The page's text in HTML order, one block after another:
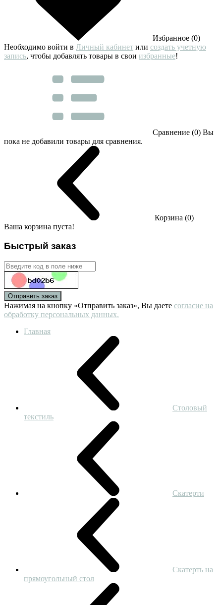
Избранное (0)
Необходимо войти в Личный кабинет или создать учетную
запись, чтобы добавлять товары в свои избранные!
Сравнение (0) Вы
пока не добавили товары для сравнения.
Корзина (0)
Ваша корзина пуста!
Быстрый заказ
Отправить заказ
Нажимая на кнопку «Отправить заказ», Вы даете согласие на
обработку персональных данных.
Главная
Столовый
текстиль
Скатерти
Скатерть на
прямоугольный стол